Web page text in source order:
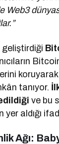
Web3
geliştirdiği
koruyarak
tanıyor.
ve bu
yer aldığı
Ağı: